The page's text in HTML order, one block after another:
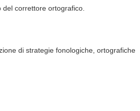
del correttore ortografico.
di strategie fonologiche, ortografiche